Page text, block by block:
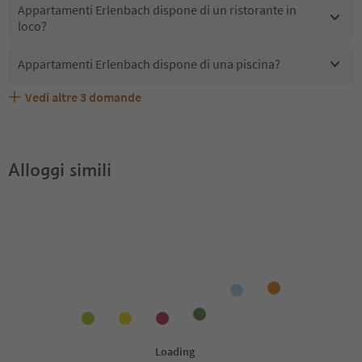
Appartamenti Erlenbach dispone di un ristorante in
loco?
Appartamenti Erlenbach dispone di una piscina?
Appartamenti Erlenbach accetta animali domestici?
Quali servizi/attività sono disponibili presso
Gli ospiti di Appartamenti Erlenbach ricevono l'Alto
Vedi altre 3 domande
Alloggi simili